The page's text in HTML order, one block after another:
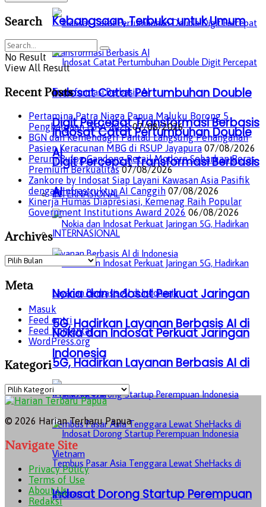
Indosat Catat Pertumbuhan Double
Digit Percepat Transformasi Berbasis
AI
INTERNASIONAL
Nokia dan Indosat Perkuat Jaringan
5G, Hadirkan Layanan Berbasis AI di
Indonesia
Indosat Dorong Startup Perempuan
Kebangsaan, Terbuka untuk Umum
Indosat Catat Pertumbuhan Double
Digit Percepat Transformasi Berbasis
AI
INTERNASIONAL
Nokia dan Indosat Perkuat Jaringan
5G, Hadirkan Layanan Berbasis AI di
Indonesia
Search
No Result
View All Result
Recent Posts
Pertamina Patra Niaga Papua Maluku Borong 5
Penghargaan ISRA 2026 07/08/2026
BGN dan Kemendagri Pantau Langsung Penanganan
Pasien Keracunan MBG di RSUP Jayapura 07/08/2026
Perum Bulog Gandeng Retail Modern Sebarkan Beras
Premium Berkualitas 07/08/2026
Zankore by Indosat Siap Layani Kawasan Asia Pasifik
dengan Infrastruktur AI Canggih 07/08/2026
Kinerja Humas Diapresiasi, Kemenag Raih Popular
Government Institutions Award 2026 06/08/2026
Archives
Archives
Meta
Masuk
Feed entri
Feed komentar
WordPress.org
Kategori
Kategori
© 2026 Harian Terbaru Papua
Navigate Site
Privacy Policy
Terms of Use
About Us
Redaksi